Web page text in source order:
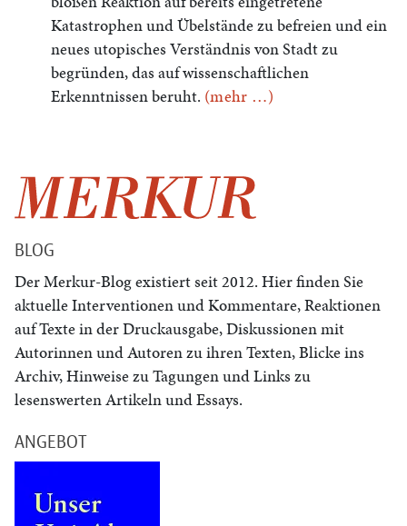
Katastrophen und Übelstände zu befreien und ein
neues utopisches Verständnis von Stadt zu
begründen, das auf wissenschaftlichen
Erkenntnissen beruht. (mehr …)
BLOG
Der Merkur-Blog existiert seit 2012. Hier finden Sie
aktuelle Interventionen und Kommentare, Reaktionen
auf Texte in der Druckausgabe, Diskussionen mit
Autorinnen und Autoren zu ihren Texten, Blicke ins
Archiv, Hinweise zu Tagungen und Links zu
lesenswerten Artikeln und Essays.
ANGEBOT